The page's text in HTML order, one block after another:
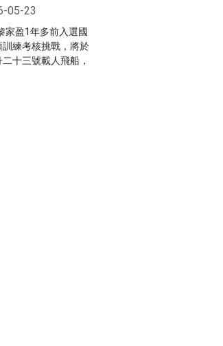
05-23
家盈1年多前入選國
練考核挑戰，將於
十三號載人飛船，